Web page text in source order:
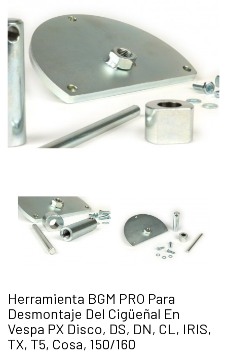
Herramienta BGM PRO Para
Desmontaje Del Cigüeñal En
Vespa PX Disco, DS, DN, CL, IRIS,
TX, T5, Cosa, 150/160